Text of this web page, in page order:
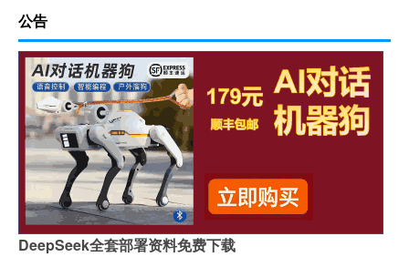
公告
DeepSeek全套部署资料免费下载